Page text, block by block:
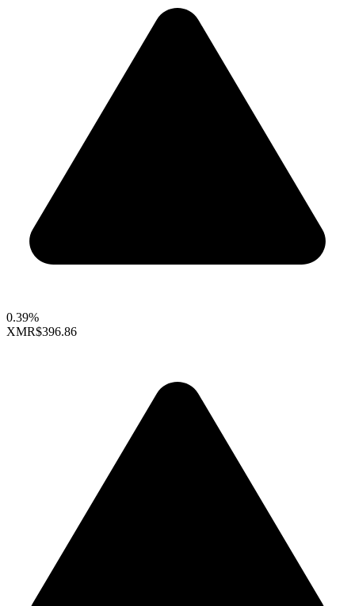
0.39%
XMR$396.86